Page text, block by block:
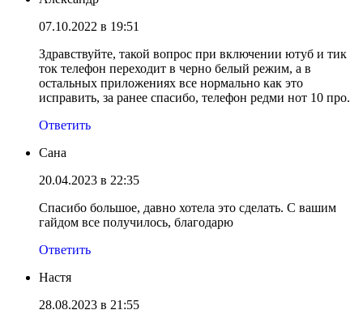
07.10.2022 в 19:51
Здравствуйте, такой вопрос при включении ютуб и тик
ток телефон переходит в черно белый режим, а в
остальных приложениях все нормально как это
исправить, за ранее спасибо, телефон редми нот 10 про.
Ответить
Сана
20.04.2023 в 22:35
Спасибо большое, давно хотела это сделать. С вашим
гайдом все получилось, благодарю
Ответить
Настя
28.08.2023 в 21:55